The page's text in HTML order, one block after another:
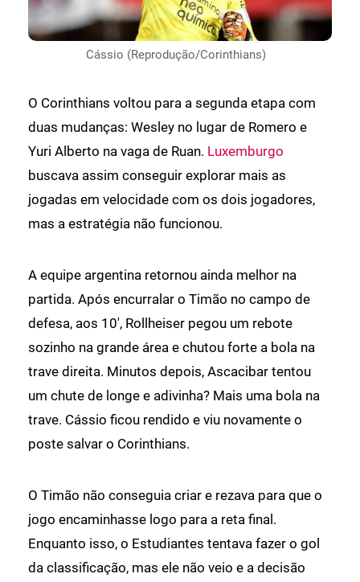
Cássio (Reprodução/Corinthians)
O Corinthians voltou para a segunda etapa com
duas mudanças: Wesley no lugar de Romero e
Yuri Alberto na vaga de Ruan. Luxemburgo
buscava assim conseguir explorar mais as
jogadas em velocidade com os dois jogadores,
mas a estratégia não funcionou.
A equipe argentina retornou ainda melhor na
partida. Após encurralar o Timão no campo de
defesa, aos 10', Rollheiser pegou um rebote
sozinho na grande área e chutou forte a bola na
trave direita. Minutos depois, Ascacibar tentou
um chute de longe e adivinha? Mais uma bola na
trave. Cássio ficou rendido e viu novamente o
poste salvar o Corinthians.
O Timão não conseguia criar e rezava para que o
jogo encaminhasse logo para a reta final.
Enquanto isso, o Estudiantes tentava fazer o gol
da classificação, mas ele não veio e a decisão